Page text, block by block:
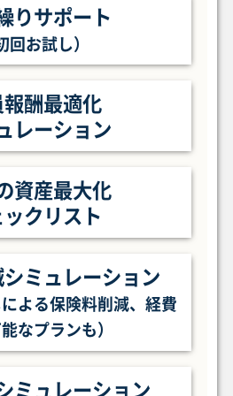
りサポート
回お試し）
酬最適化
レーション
資産最大化
クリスト
ミュレーション
よる保険料削減、 経費
なプランも）
ミュレーション